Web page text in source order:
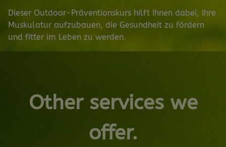
Dieser Outdoor-Präventionskurs hilft Ihnen dabei, Ihre
Muskulatur aufzubauen, die Gesundheit zu fördern
und fitter im Leben zu werden.
Other services we
offer.